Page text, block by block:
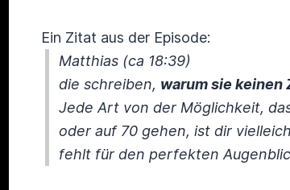
Ein Zitat aus der Episode:
Matthias (ca 18:39)
die schreiben, warum sie keinen
Jede Art von der Möglichkeit,
oder auf 70 gehen, ist dir
fehlt für den perfekten